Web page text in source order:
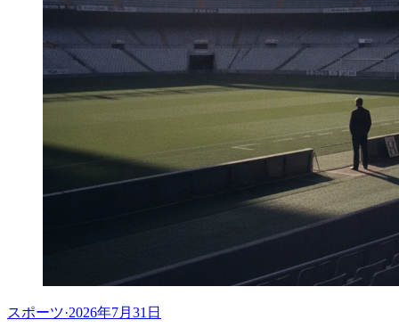
スポーツ·2026年7月31日